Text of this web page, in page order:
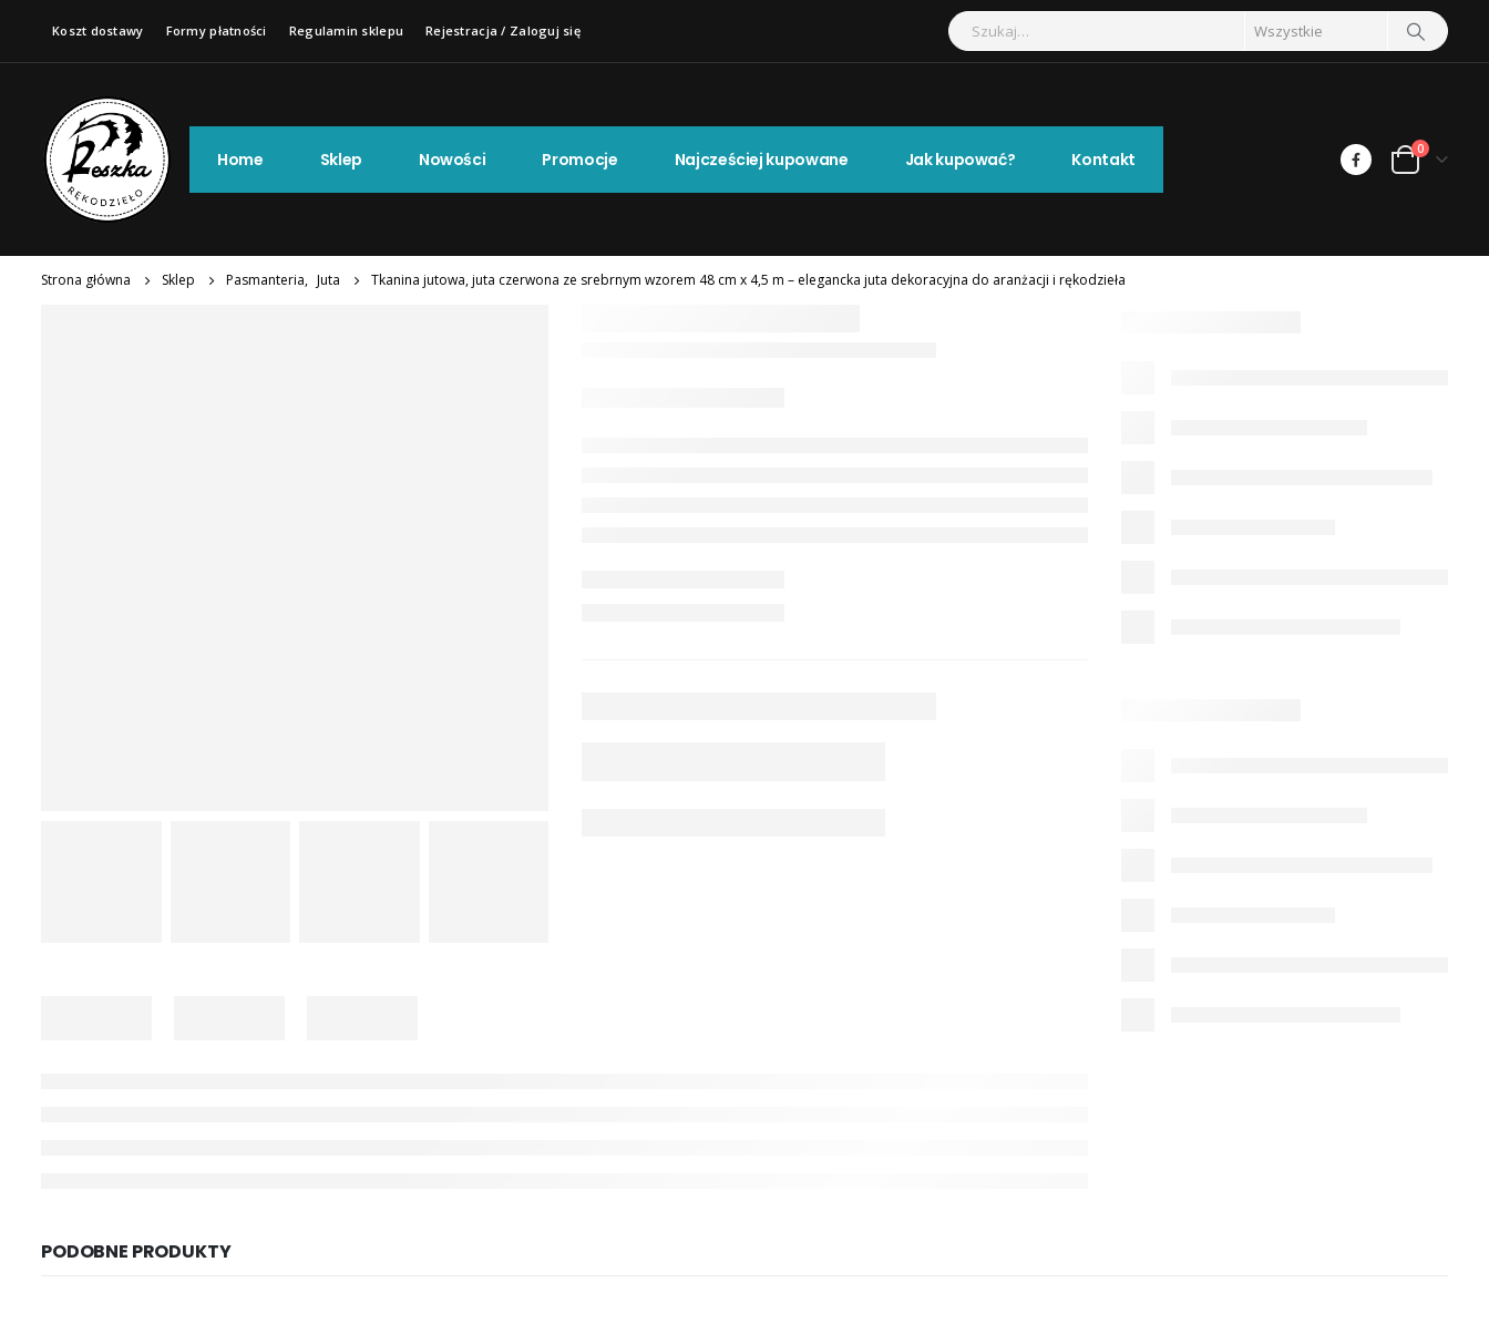
Koszt dostawy Formy płatności Regulamin sklepu Rejestracja / Zaloguj się
Home Sklep Nowości Promocje Najcześciej kupowane Jak kupować? Kontakt 0
Strona główna Sklep Pasmanteria, Juta Tkanina jutowa, juta czerwona ze srebrnym wzorem 48 cm x 4,5 m – elegancka juta dekoracyjna do aranżacji i rękodzieła
PODOBNE PRODUKTY